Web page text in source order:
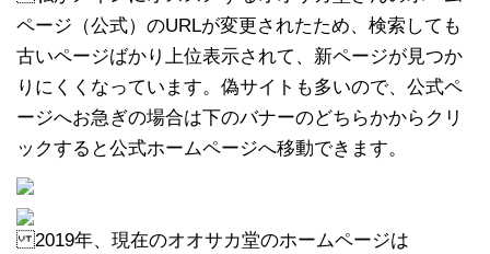
ページ（公式）のURLが変更されたため、検索しても
古いページばかり上位表示されて、新ページが見つか
りにくくなっています。偽サイトも多いので、公式ペ
ージへお急ぎの場合は下のバナーのどちらかからクリ
ックすると公式ホームページへ移動できます。
2019年、現在のオオサカ堂のホームページは